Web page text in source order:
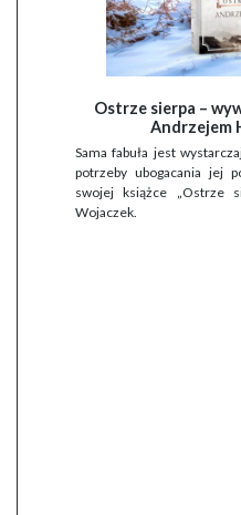
Ostrze sierpa –
Andrzejem
Sama fabuła jest
potrzeby ubogacania jej
swojej książce „Ostrze
Wojaczek.